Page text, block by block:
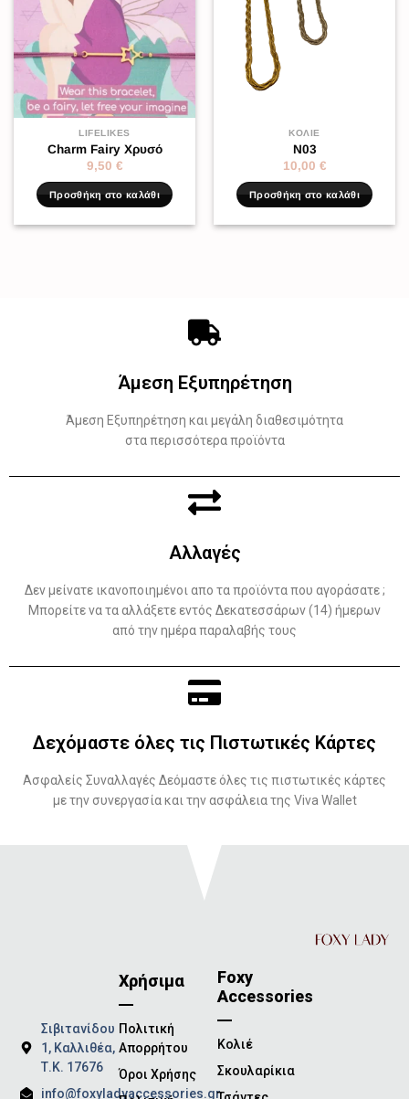
LIFELIKES
Charm Fairy Χρυσό
9,50 €
Προσθήκη στο καλάθι
ΚΟΛΙΈ
N03
10,00 €
Προσθήκη στο καλάθι
Άμεση Εξυπηρέτηση
Άμεση Εξυπηρέτηση και μεγάλη διαθεσιμότητα
στα περισσότερα προϊόντα
Αλλαγές
Δεν μείνατε ικανοποιημένοι απο τα προϊόντα που αγοράσατε ;
Μπορείτε να τα αλλάξετε εντός Δεκατεσσάρων (14) ήμερων
από την ημέρα παραλαβής τους
Δεχόμαστε όλες τις Πιστωτικές Κάρτες
Ασφαλείς Συναλλαγές Δεόμαστε όλες τις πιστωτικές κάρτες
με την συνεργασία και την ασφάλεια της Viva Wallet
Σιβιτανίδου
1, Καλλιθέα,
Τ.Κ. 17676
info@foxyladyaccessories.gr
Foxy
Accessories
Κολιέ
Σκουλαρίκια
Χρήσιμα
Πολιτική
Απορρήτου
Όροι Χρήσης